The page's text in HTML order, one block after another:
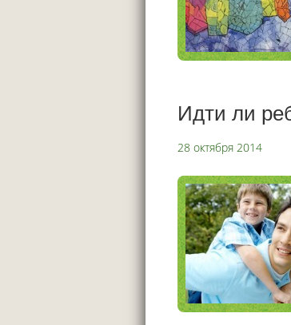
Идти ли
28 октября 2014